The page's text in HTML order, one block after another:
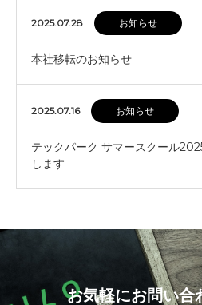
2025.07.28 お知らせ
本社移転のお知らせ
2025.07.16 お知らせ
テックパーク サマースクール
します
お気軽にお問い合